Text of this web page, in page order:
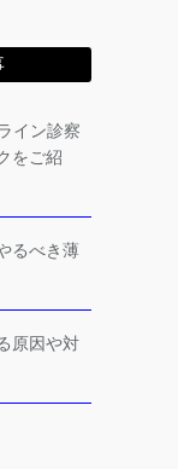
イン診察
をご紹
るべき薄
原因や対